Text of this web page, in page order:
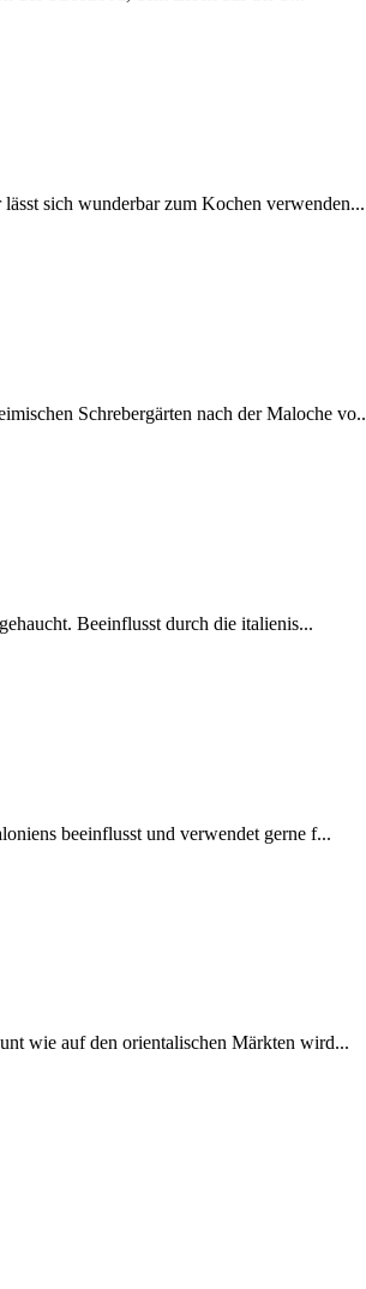
sich wunderbar zum Kochen verwenden...
Schrebergärten nach der Maloche
Beeinflusst durch die italienis...
beeinflusst und verwendet gerne f...
wie auf den orientalischen Märkten wird...